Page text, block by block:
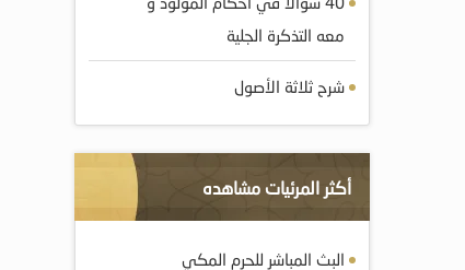
معه التذكرة الجلية
شرح ثلاثة الأصول
أكثر المرئيات مشاهده
البث المباشر للحرم المكي